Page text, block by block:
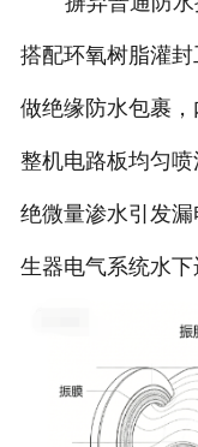
搭配环氧树脂灌
做绝缘防水包裹，
整机电路板均匀
绝微量渗水引发
生器电气系统水下